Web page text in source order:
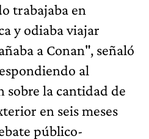
trabajaba en
y odiaba viajar
a Conan", señaló
al
sobre la cantidad de
en seis meses
público-